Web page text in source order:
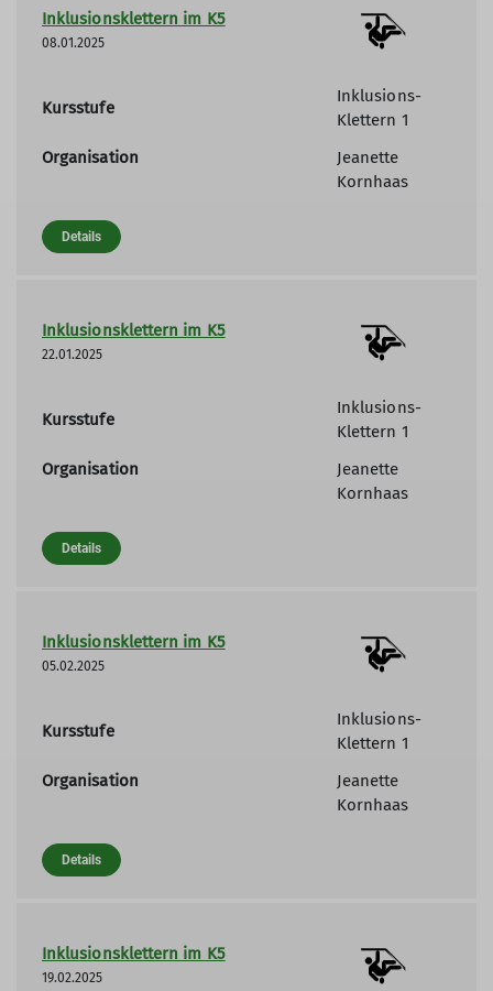
Inklusionsklettern im K5
08.01.2025
Kursstufe
Inklusions-
Klettern 1
Organisation
Jeanette
Kornhaas
Details
Inklusionsklettern im K5
22.01.2025
Kursstufe
Inklusions-
Klettern 1
Organisation
Jeanette
Kornhaas
Details
Inklusionsklettern im K5
05.02.2025
Kursstufe
Inklusions-
Klettern 1
Organisation
Jeanette
Kornhaas
Details
Inklusionsklettern im K5
19.02.2025